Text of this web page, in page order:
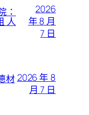
：
人
2026
年 8 月
7 日
材 2026 年 8
月 7 日